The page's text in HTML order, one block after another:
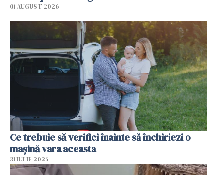
01 AUGUST 2026
Ce trebuie să verifici înainte să închiriezi o
mașină vara aceasta
31 IULIE 2026